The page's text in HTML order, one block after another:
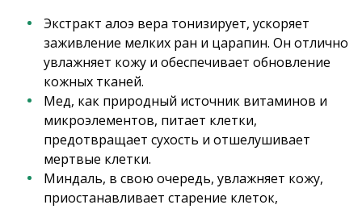
Экстракт алоэ вера тонизирует, ускоряет
заживление мелких ран и царапин. Он отлично
увлажняет кожу и обеспечивает обновление
кожных тканей.
Мед, как природный источник витаминов и
микроэлементов, питает клетки,
предотвращает сухость и отшелушивает
мертвые клетки.
Миндаль, в свою очередь, увлажняет кожу,
приостанавливает старение клеток,